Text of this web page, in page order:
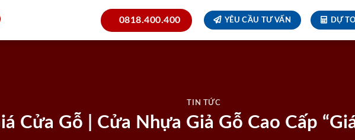
0818.400.400 YÊU CẦU TƯ VẤN DỰ
TIN TỨC
Cửa Gỗ | Cửa Nhựa Giả Gỗ Cao Cấp